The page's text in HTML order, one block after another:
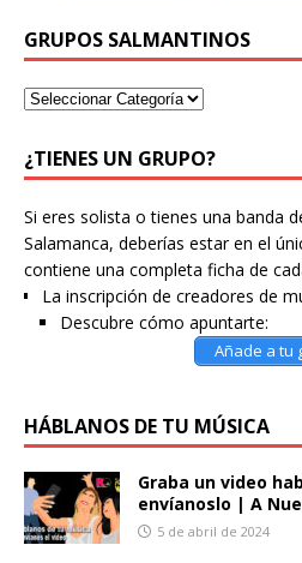
GRUPOS SALMANTINOS
¿TIENES UN GRUPO?
Si eres solista o tienes una banda
Salamanca, deberías estar en el
contiene una completa ficha de
La inscripción de creadores de
Descubre cómo apuntarte:
Añade a tu
HÁBLANOS DE TU MÚSICA
Graba un video
envíanoslo | A
5 de abril de 2024